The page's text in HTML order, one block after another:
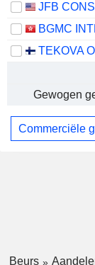
TEKOVA
Gewogen
Commerciële
Beurs